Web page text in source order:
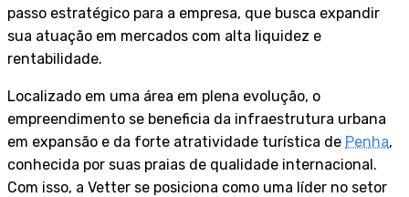
passo estratégico para a empresa, que busca expandir
sua atuação em mercados com alta liquidez e
rentabilidade.
Localizado em uma área em plena evolução, o
empreendimento se beneficia da infraestrutura urbana
em expansão e da forte atratividade turística de Penha,
conhecida por suas praias de qualidade internacional.
Com isso, a Vetter se posiciona como uma líder no setor